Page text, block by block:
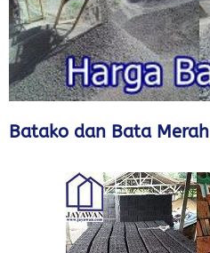
Batako dan Bata Merah